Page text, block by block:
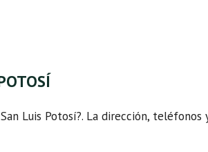
Luis Potosí?. La dirección, teléfonos